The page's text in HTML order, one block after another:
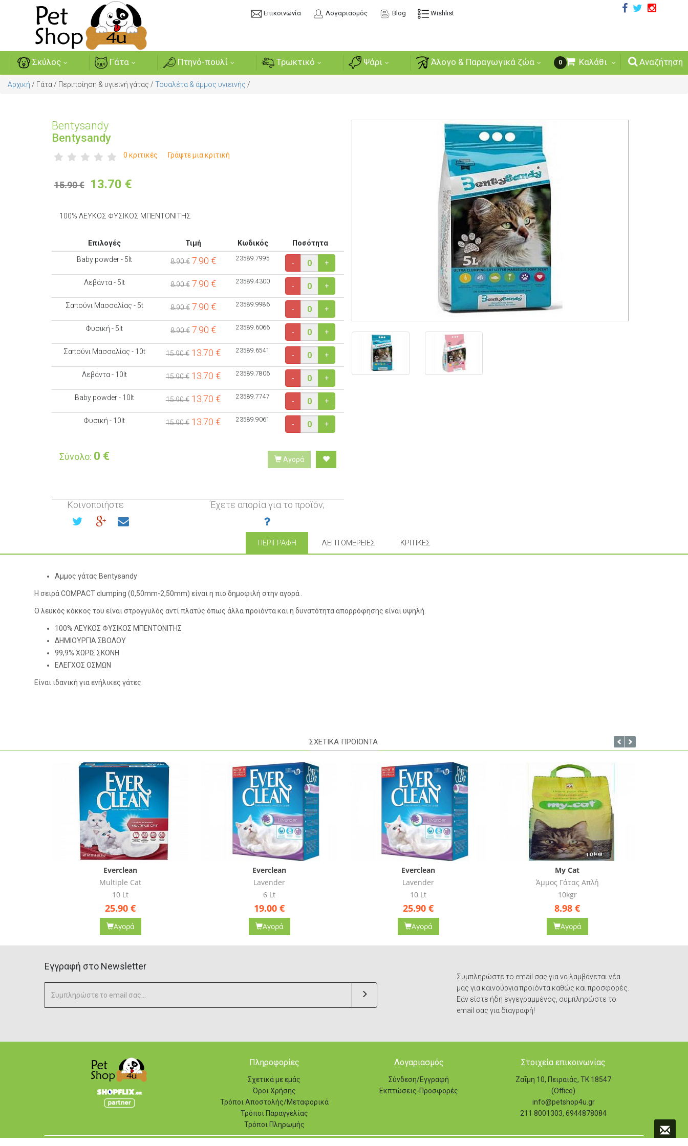
Επικοινωνία Λογαριασμός Blog Wishlist
Σκύλος Γάτα Πτηνό-πουλί Τρωκτικό Ψάρι Άλογο & Παραγωγικά ζώα Αναζήτηση
0 Καλάθι
Αρχική / Γάτα / Περιποίηση & υγιεινή γάτας / Τουαλέτα & άμμος υγιεινής /
Bentysandy
Bentysandy
0 κριτικές Γράψτε μια κριτική
15.90 € 13.70 €
100% ΛΕΥΚΟΣ ΦΥΣΙΚΟΣ ΜΠΕΝΤΟΝΙΤΗΣ
Επιλογές Τιμή Κωδικός
Ποσότητα
Baby powder - 5lt
8.90 € 7.90 € 23589.7995
- +
Λεβάντα - 5lt 8.90 € 7.90 € 23589.4300
- +
Σαπούνι Μασσαλίας - 5t 8.90 € 7.90 € 23589.9986
- +
Φυσική - 5lt 8.90 € 7.90 € 23589.6066
- +
Σαπούνι Μασσαλίας - 10t 15.90 € 13.70 € 23589.6541
- +
Λεβάντα - 10lt 15.90 € 13.70 € 23589.7806
- +
Baby powder - 10lt 15.90 € 13.70 € 23589.7747
- +
Φυσική - 10lt 15.90 € 13.70 € 23589.9061
- +
Σύνολο: 0 € Αγορά
Κοινοποιήστε Έχετε απορία για το προϊόν;
ΠΕΡΙΓΡΑΦΉ ΛΕΠΤΟΜΈΡΕΙΕΣ ΚΡΙΤΙΚΈΣ
Αμμος γάτας Bentysandy
Η σειρά COMPACT clumping (0,50mm-2,50mm) είναι η πιο δημοφιλή στην αγορά .
Ο λευκός κόκκος του είναι στρογγυλός αντί πλατύς όπως άλλα προϊόντα και η δυνατότητα απορρόφησης είναι υψηλή.
100% ΛΕΥΚΟΣ ΦΥΣΙΚΟΣ ΜΠΕΝΤΟΝΙΤΗΣ
ΔΗΜΙΟΥΡΓΙΑ ΣΒΟΛΟΥ
99,9% ΧΩΡΙΣ ΣΚΟΝΗ
ΕΛΕΓΧΟΣ ΟΣΜΩΝ
Είναι ιδανική για ενήλικες γάτες.
ΣΧΕΤΙΚΑ ΠΡΟΪΟΝΤΑ
Everclean
Lavender
6 Lt
19.00 €
Αγορά
Everclean
Lavender
10 Lt
25.90 €
Αγορά
My Cat
Άμμος Γάτας Απλή
10kgr
8.98 €
Αγορά
My Cat
Άμμος Γάτας Απλή
5kgr
4.94 €
Αγορά
Eγγραφή στο Newsletter
Συμπληρώστε το email σας για να λαμβάνεται νέα
μας για καινούργια προϊόντα καθώς και προσφορές.
Εάν είστε ήδη εγγεγραμμένος, συμπληρώστε το
email σας για διαγραφή!
Πληροφορίες
Σχετικά με εμάς
Όροι Χρήσης
Τρόποι Αποστολής/Μεταφορικά
Τρόποι Παραγγελίας
Τρόποι Πληρωμής
Λογαριασμός
Σύνδεση/Εγγραφή
Εκπτώσεις-Προσφορές
Στοιχεία επικοινωνίας
Ζαΐμη 10, Πειραιάς, ΤΚ 18547
(Office)
info@petshop4u.gr
211 8001303, 6944878084